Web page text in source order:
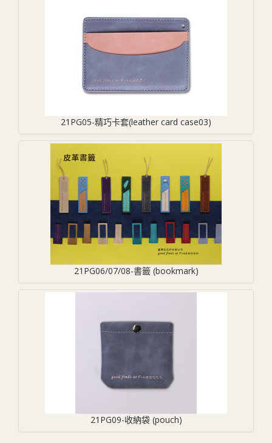
21PG05-精巧卡套(leather card case03)
21PG06/07/08-書籤 (bookmark)
21PG09-收納袋 (pouch)